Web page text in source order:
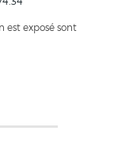
est exposé sont